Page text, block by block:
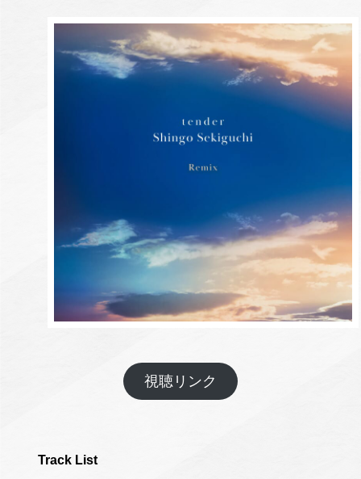
視聴リンク
Track List